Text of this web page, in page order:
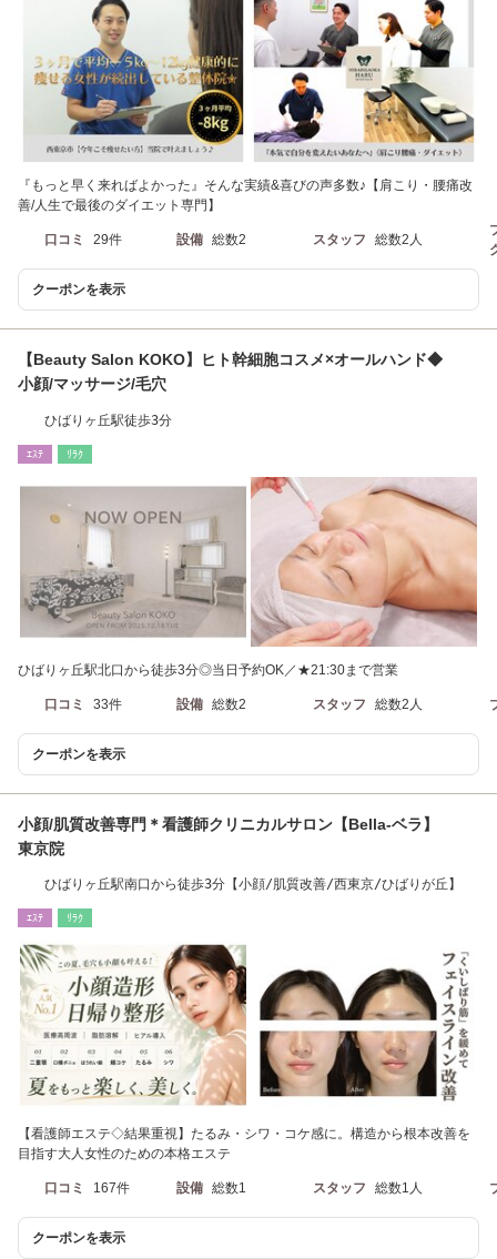
『もっと早く来ればよかった』そんな実績&喜びの声多数♪【肩こり・腰痛改
善/人生で最後のダイエット専門】
口コミ 29件 設備 総数2 スタッフ 総数2人
クーポンを表示
【Beauty Salon KOKO】ヒト幹細胞コスメ×オールハンド◆
小顔/マッサージ/毛穴
ひばりヶ丘駅徒歩3分
ｴｽﾃ ﾘﾗｸ
ひばりヶ丘駅北口から徒歩3分◎当日予約OK／★21:30まで営業
口コミ 33件 設備 総数2 スタッフ 総数2人
クーポンを表示
小顔/肌質改善専門＊看護師クリニカルサロン【Bella-ベラ】
東京院
ひばりヶ丘駅南口から徒歩3分【小顔/肌質改善/西東京/ひばりが丘】
ｴｽﾃ ﾘﾗｸ
【看護師エステ◇結果重視】たるみ・シワ・コケ感に。構造から根本改善を
目指す大人女性のための本格エステ
口コミ 167件 設備 総数1 スタッフ 総数1人
クーポンを表示